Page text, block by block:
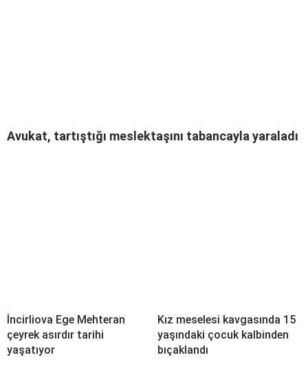
Avukat, tartıştığı meslektaşını tabancayla yaraladı
İncirliova Ege Mehteran
çeyrek asırdır tarihi
yaşatıyor
Kız meselesi kavgasında 15
yaşındaki çocuk kalbinden
bıçaklandı